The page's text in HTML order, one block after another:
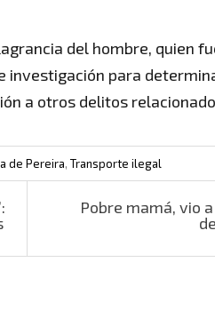
del hombre, quien
investigación para
a otros delitos
de Pereira, Transporte ilegal
Pobre mamá, vio